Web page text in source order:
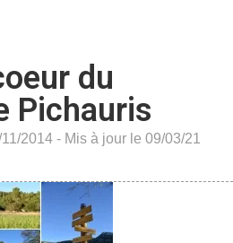
du
Pichauris
2014 - Mis à jour le 09/03/21